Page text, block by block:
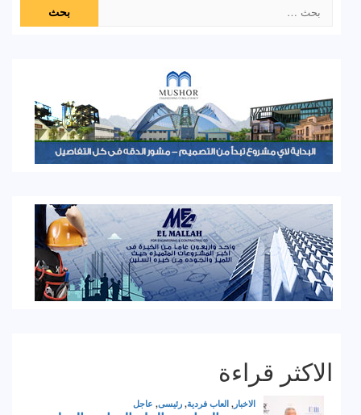
عن:
الاكثر قراءة